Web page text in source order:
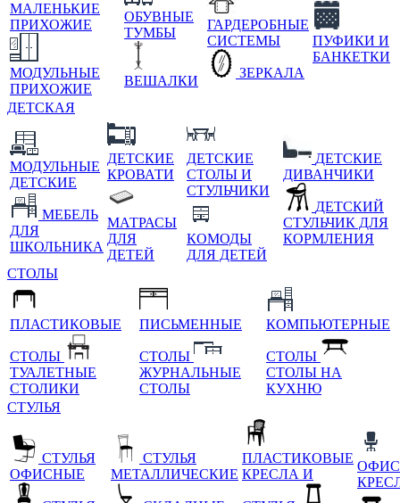
МАЛЕНЬКИЕ
ПРИХОЖИЕ
МОДУЛЬНЫЕ
ПРИХОЖИЕ
ОБУВНЫЕ
ТУМБЫ
ВЕШАЛКИ
ГАРДЕРОБНЫЕ
СИСТЕМЫ
ЗЕРКАЛА
ПУФИКИ И
БАНКЕТКИ
ДЕТСКАЯ
МОДУЛЬНЫЕ
ДЕТСКИЕ
МЕБЕЛЬ
ДЛЯ
ШКОЛЬНИКА
ДЕТСКИЕ
КРОВАТИ
МАТРАСЫ
ДЛЯ
ДЕТЕЙ
ДЕТСКИЕ
СТОЛЫ И
СТУЛЬЧИКИ
КОМОДЫ
ДЛЯ ДЕТЕЙ
ДЕТСКИЕ
ДИВАНЧИКИ
ДЕТСКИЙ
СТУЛЬЧИК ДЛЯ
КОРМЛЕНИЯ
СТОЛЫ
ПЛАСТИКОВЫЕ
СТОЛЫ
ТУАЛЕТНЫЕ
СТОЛИКИ
ПИСЬМЕННЫЕ
СТОЛЫ
ЖУРНАЛЬНЫЕ
СТОЛЫ
КОМПЬЮТЕРНЫЕ
СТОЛЫ
СТОЛЫ НА
КУХНЮ
СТУЛЬЯ
СТУЛЬЯ
ОФИСНЫЕ
СТУЛЬЯ
МЕТАЛЛИЧЕСКИЕ
ПЛАСТИКОВЫЕ
КРЕСЛА И